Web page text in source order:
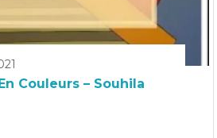
Couleurs – Souhila